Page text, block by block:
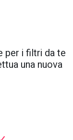
per i filtri da te
una nuova